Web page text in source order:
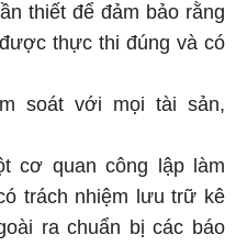
thiết để đảm bảo rằng
thực thi đúng và có
soát với mọi tài sản,
cơ quan công lập làm
trách nhiệm lưu trữ kê
ra chuẩn bị các báo